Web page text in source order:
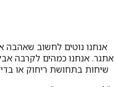
אנחנו נוטים לחשוב שאהבה
אתגר. אנחנו כמהים לקרבה
שיחות בתחושת ריחוק או